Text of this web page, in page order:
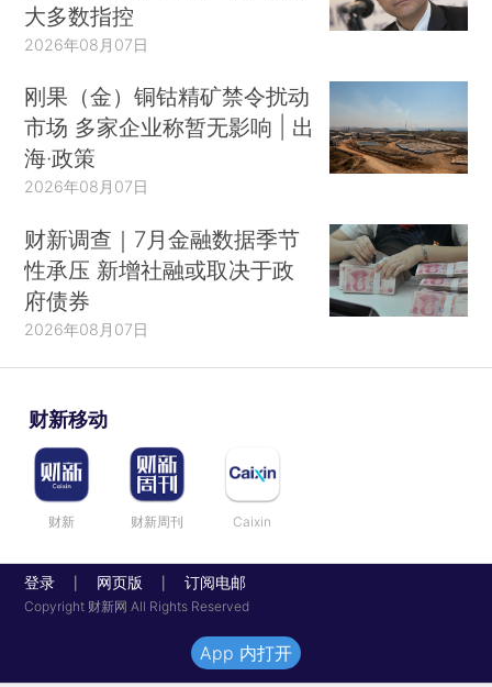
大多数指控
2026年08月07日
刚果（金）铜钴精矿禁令扰动
市场 多家企业称暂无影响 | 出
海·政策
2026年08月07日
财新调查｜7月金融数据季节
性承压 新增社融或取决于政
府债券
2026年08月07日
财新移动
财新 财新周刊 Caixin
登录 网页版 订阅电邮
Copyright 财新网 All Rights Reserved
App 内打开